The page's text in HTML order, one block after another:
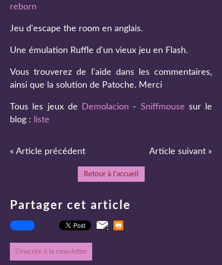
reborn
Jeu d'escape the room en anglais.
Une émulation Ruffle d'un vieux jeu en Flash.
Vous trouverez de l'aide dans les commentaires,
ainsi que la solution de Patoche. Merci
Tous les jeux de Demolacion - Sniffmouse sur le
blog :
liste
« Article précédent Article suivant »
Retour à l'accueil
Partager cet article
S'inscrire à la newsletter